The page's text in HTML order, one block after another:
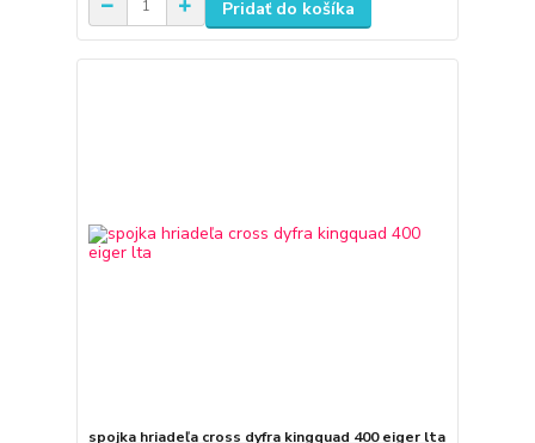
Pridať do košíka
spojka hriadeľa cross dyfra kingquad 400 eiger lta